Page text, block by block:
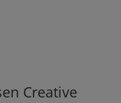
Creative